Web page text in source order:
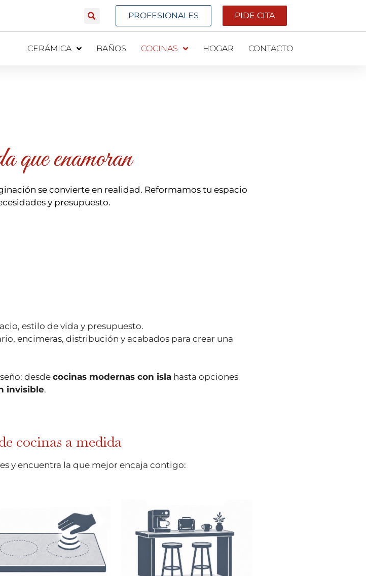
PROFESIONALES PIDE CITA
CERÁMICA BAÑOS COCINAS HOGAR CONTACTO
que enamoran
se convierte en realidad. Reformamos tu espacio
y presupuesto.
estilo de vida y presupuesto.
encimeras, distribución y acabados para crear una
desde cocinas modernas con isla hasta opciones
invisible.
cocinas a medida
y encuentra la que mejor encaja contigo: